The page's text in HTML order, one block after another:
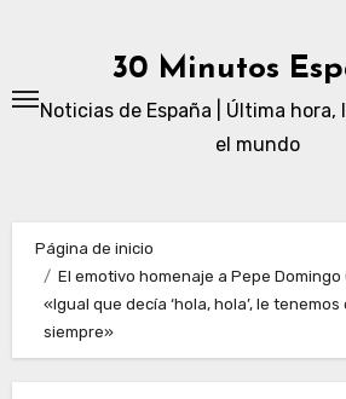
30 Minutos
Noticias de España | Última hora,
el mundo
Página de inicio
El emotivo homenaje a Pepe
«Igual que decía ‘hola, hola’, le
siempre»